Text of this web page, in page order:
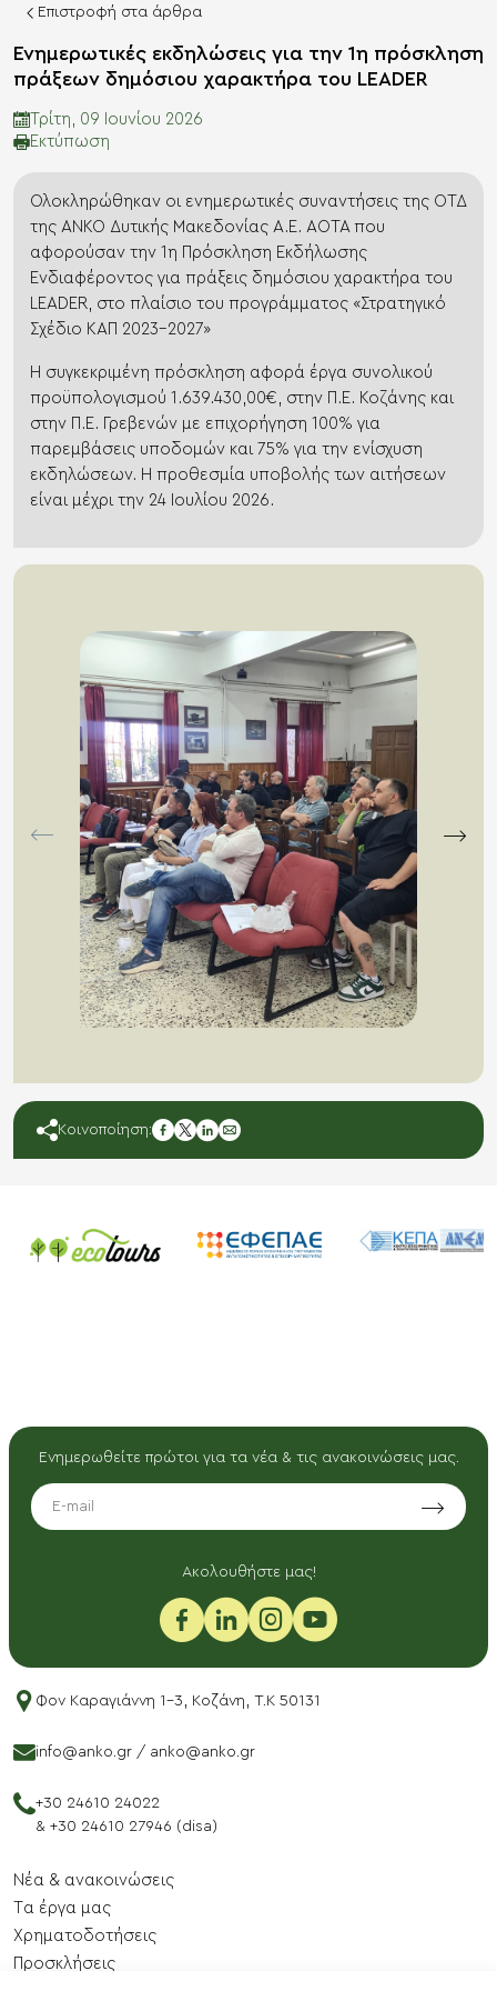
Επιστροφή στα άρθρα
Ενημερωτικές εκδηλώσεις για την 1η πρόσκληση
πράξεων δημόσιου χαρακτήρα του LEADER
Τρίτη, 09 Ιουνίου 2026
Eκτύπωση
Ολοκληρώθηκαν οι ενημερωτικές συναντήσεις της ΟΤΔ
της ΑΝΚΟ Δυτικής Μακεδονίας Α.Ε. ΑΟΤΑ που
αφορούσαν την 1η Πρόσκληση Εκδήλωσης
Ενδιαφέροντος για πράξεις δημόσιου χαρακτήρα του
LEADER, στο πλαίσιο του προγράμματος «Στρατηγικό
Σχέδιο ΚΑΠ 2023-2027»
Η συγκεκριμένη πρόσκληση αφορά έργα συνολικού
προϋπολογισμού 1.639.430,00€, στην Π.Ε. Κοζάνης και
στην Π.Ε. Γρεβενών με επιχορήγηση 100% για
παρεμβάσεις υποδομών και 75% για την ενίσχυση
εκδηλώσεων. H προθεσμία υποβολής των αιτήσεων
είναι μέχρι την 24 Ιουλίου 2026.
Κοινοποίηση: facebook
twitter
linkedin
mail
Ενημερωθείτε πρώτοι για τα νέα & τις ανακοινώσεις μας.
EMAIL
Aκολουθήστε μας!
Φον Καραγιάννη 1-3, Κοζάνη, T.K 50131
info@anko.gr / anko@anko.gr
+30 24610 24022
& +30 24610 27946 (disa)
Νέα & ανακοινώσεις
Tα έργα μας
Xρηματοδοτήσεις
Προσκλήσεις